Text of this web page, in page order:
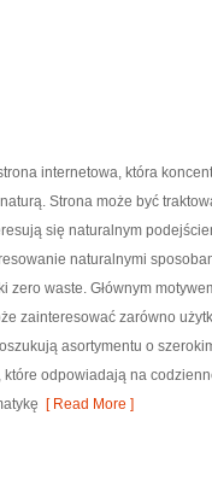
internetowa, która
Strona może być
się naturalnym
naturalnymi
zero waste. Głównym
zainteresować zarówno
asortymentu o
odpowiadają na
[ Read More ]